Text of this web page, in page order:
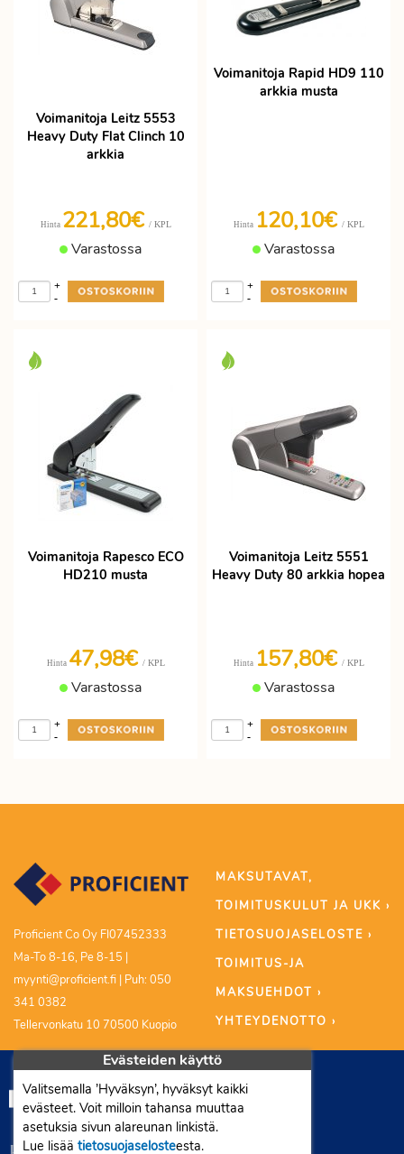
Voimanitoja Leitz 5553
Heavy Duty Flat Clinch 10
arkkia
Hinta 221,80€ / KPL
Varastossa
-
+
Voimanitoja Rapid HD9 110
arkkia musta
Hinta 120,10€ / KPL
Varastossa
-
+
Voimanitoja Rapesco ECO
HD210 musta
Hinta 47,98€ / KPL
Varastossa
-
+
Voimanitoja Leitz 5551
Heavy Duty 80 arkkia hopea
Hinta 157,80€ / KPL
Varastossa
-
+
Proficient Co Oy FI07452333
Ma-To 8-16, Pe 8-15 |
myynti@proficient.fi | Puh: 050
341 0382
Tellervonkatu 10 70500 Kuopio
MAKSUTAVAT,
TOIMITUSKULUT JA UKK ›
TIETOSUOJASELOSTE ›
TOIMITUS-JA
MAKSUEHDOT ›
YHTEYDENOTTO ›
Evästeiden käyttö
Valitsemalla ’Hyväksyn’, hyväksyt kaikki
evästeet. Voit milloin tahansa muuttaa
asetuksia sivun alareunan linkistä.
Lue lisää tietosuojaselosteesta.